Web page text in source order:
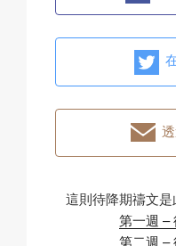
這則待降期禱文是
第一週 –
第二週 –